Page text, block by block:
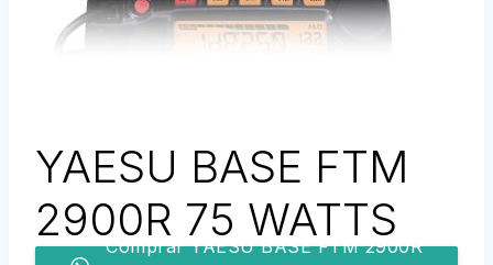
YAESU BASE FTM
2900R 75 WATTS
Comprar YAESU BASE FTM 2900R